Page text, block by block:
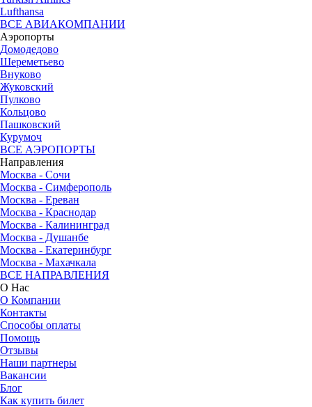
Lufthansa
ВСЕ АВИАКОМПАНИИ
Аэропорты
Домодедово
Шереметьево
Внуково
Жуковский
Пулково
Кольцово
Пашковский
Курумоч
ВСЕ АЭРОПОРТЫ
Направления
Москва - Сочи
Москва - Симферополь
Москва - Ереван
Москва - Краснодар
Москва - Калининград
Москва - Душанбе
Москва - Екатеринбург
Москва - Махачкала
ВСЕ НАПРАВЛЕНИЯ
О Нас
О Компании
Контакты
Способы оплаты
Помощь
Отзывы
Наши партнеры
Вакансии
Блог
Как купить билет